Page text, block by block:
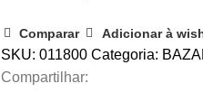
Comparar Adicionar à
SKU: 011800 Categoria:
Compartilhar: